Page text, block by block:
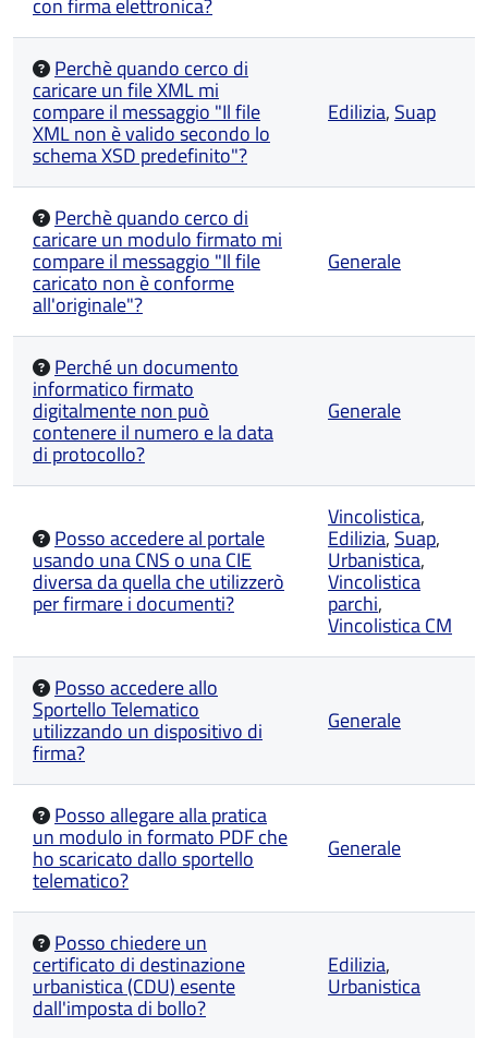
con firma elettronica?
Perchè quando cerco di
caricare un file XML mi
compare il messaggio "Il file
XML non è valido secondo lo
schema XSD predefinito"?
Edilizia, Suap
Perchè quando cerco di
caricare un modulo firmato mi
compare il messaggio "Il file
caricato non è conforme
all'originale"?
Generale
Perché un documento
informatico firmato
digitalmente non può
contenere il numero e la data
di protocollo?
Generale
Posso accedere al portale
usando una CNS o una CIE
diversa da quella che utilizzerò
per firmare i documenti?
Vincolistica,
Edilizia, Suap,
Urbanistica,
Vincolistica
parchi,
Vincolistica CM
Posso accedere allo
Sportello Telematico
utilizzando un dispositivo di
firma?
Generale
Posso allegare alla pratica
un modulo in formato PDF che
ho scaricato dallo sportello
telematico?
Generale
Posso chiedere un
certificato di destinazione
urbanistica (CDU) esente
dall'imposta di bollo?
Edilizia,
Urbanistica